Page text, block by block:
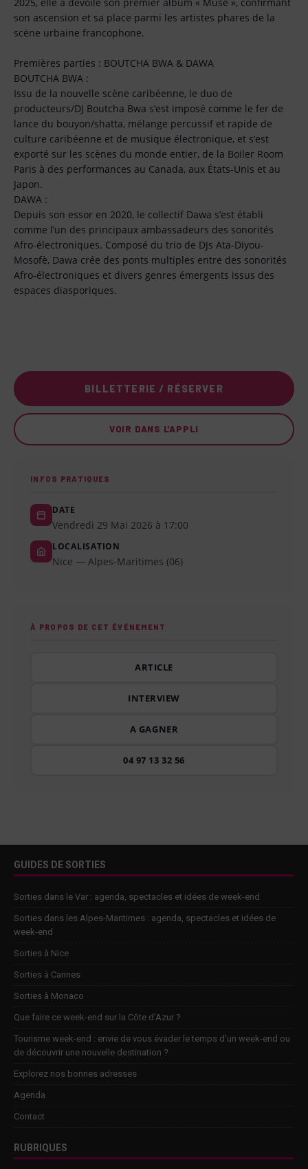
son ascension et sa place parmi les artistes phares de la
scène urbaine francophone.
Premières parties : BOUTCHA BWA & DAWA
BOUTCHA BWA :
Issu de la nouvelle scène caribéenne, le duo de
producteurs/DJ Boutcha Bwa s’est imposé comme le fer de
lance du bouyon/shatta, mélange percussif et rapide de
culture caribéenne et de musique électronique, et s’est
exporté sur les scènes du monde entier, de la Boiler Room
Paris à des performances au Canada, aux États-Unis et au
Japon.
DAWA :
Depuis son essor en 2020, le collectif Dawa s’est établi
comme l’un des principaux ambassadeurs des sonorités
Afro-électroniques. Composé du trio de DJs Ata-Diyou-
Mosofè, Dawa crée des ponts multiples entre des sonorités
Afro-électroniques et divers genres émergents issus des
espaces diasporiques.
BILLETTERIE / RÉSERVER
VOIR DANS L'APPLI
INFOS PRATIQUES
DATE
Vendredi 29 Mai 2026 à 17:00
LOCALISATION
Nice — Alpes-Maritimes (06)
À PROPOS DE CET ÉVÉNEMENT
ARTICLE
INTERVIEW
A GAGNER
04 97 13 32 56
GUIDES DE SORTIES
Sorties dans le Var : agenda, spectacles et idées de week-end
Sorties dans les Alpes-Maritimes : agenda, spectacles et idées de
week-end
Sorties à Nice
Sorties à Cannes
Sorties à Monaco
Que faire ce week-end sur la Côte d’Azur ?
Tourisme week-end : envie de vous évader le temps d’un week-end ou
de découvrir une nouvelle destination ?
Explorez nos bonnes adresses
Agenda
Contact
RUBRIQUES